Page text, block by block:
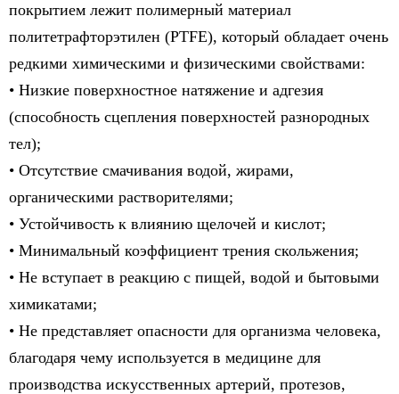
покрытием лежит полимерный материал
политетрафторэтилен (PTFE), который обладает очень
редкими химическими и физическими свойствами:
• Низкие поверхностное натяжение и адгезия
(способность сцепления поверхностей разнородных
тел);
• Отсутствие смачивания водой, жирами,
органическими растворителями;
• Устойчивость к влиянию щелочей и кислот;
• Минимальный коэффициент трения скольжения;
• Не вступает в реакцию с пищей, водой и бытовыми
химикатами;
• Не представляет опасности для организма человека,
благодаря чему используется в медицине для
производства искусственных артерий, протезов,